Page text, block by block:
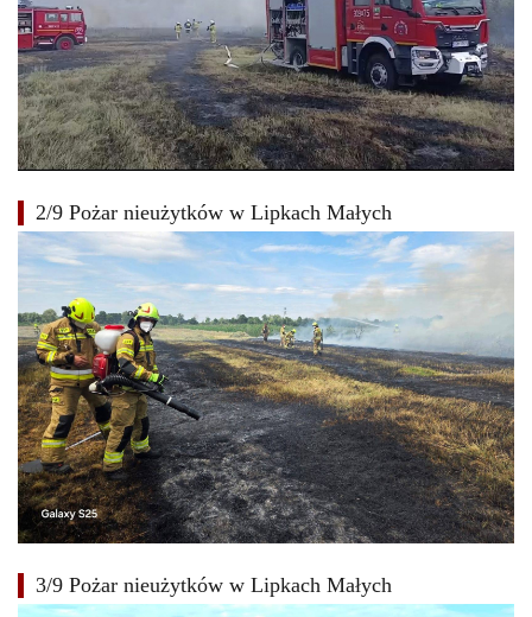
2/9 Pożar nieużytków w Lipkach Małych
3/9 Pożar nieużytków w Lipkach Małych